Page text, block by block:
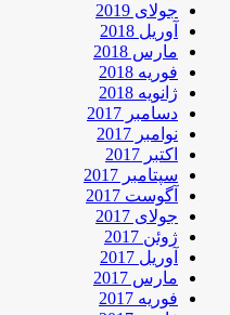
جولای 2019
آوریل 2018
مارس 2018
فوریه 2018
ژانویه 2018
دسامبر 2017
نوامبر 2017
اکتبر 2017
سپتامبر 2017
آگوست 2017
جولای 2017
ژوئن 2017
آوریل 2017
مارس 2017
فوریه 2017